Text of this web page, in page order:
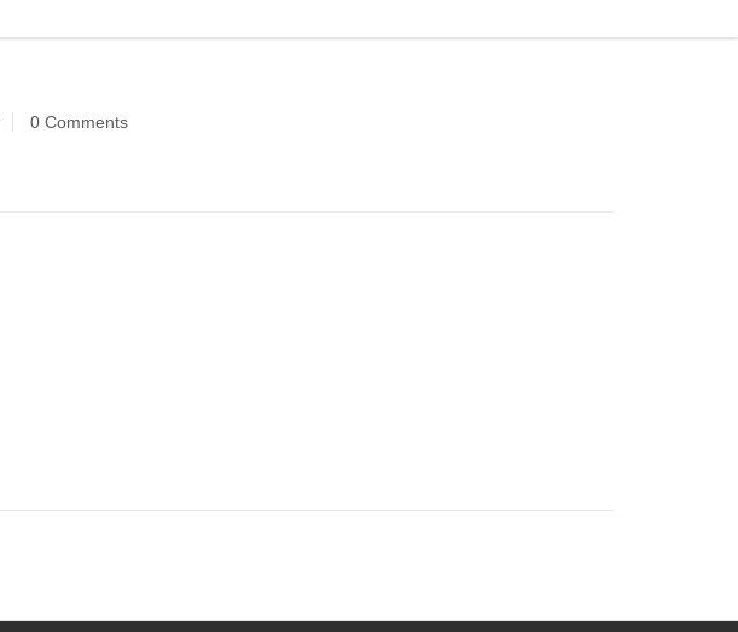
0 Comments